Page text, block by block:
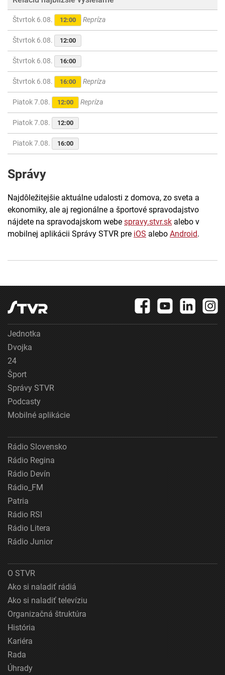
Štvrtok 6.08. 12:00 Repríza
Štvrtok 6.08. 12:00
Štvrtok 6.08. 16:00
Štvrtok 6.08. 16:00 Repríza
Piatok 7.08. 12:00 Repríza
Piatok 7.08. 12:00
Piatok 7.08. 16:00
Správy
Najdôležitejšie aktuálne udalosti z domova, zo sveta a
ekonomiky, ale aj regionálne a športové spravodajstvo
nájdete na spravodajskom webe spravy.stvr.sk alebo v
mobilnej aplikácii Správy STVR pre iOS alebo Android.
Jednotka
Dvojka
24
Šport
Správy STVR
Podcasty
Mobilné aplikácie
Rádio Slovensko
Rádio Regina
Rádio Devín
Rádio_FM
Patria
Rádio RSI
Rádio Litera
Rádio Junior
O STVR
Ako si naladiť rádiá
Ako si naladiť televíziu
Organizačná štruktúra
História
Kariéra
Rada
Úhrady